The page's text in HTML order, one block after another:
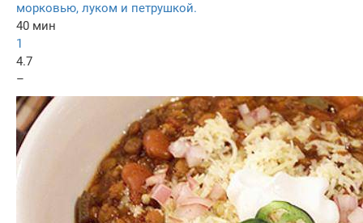
морковью, луком и петрушкой.
40 мин
1
4.7
–